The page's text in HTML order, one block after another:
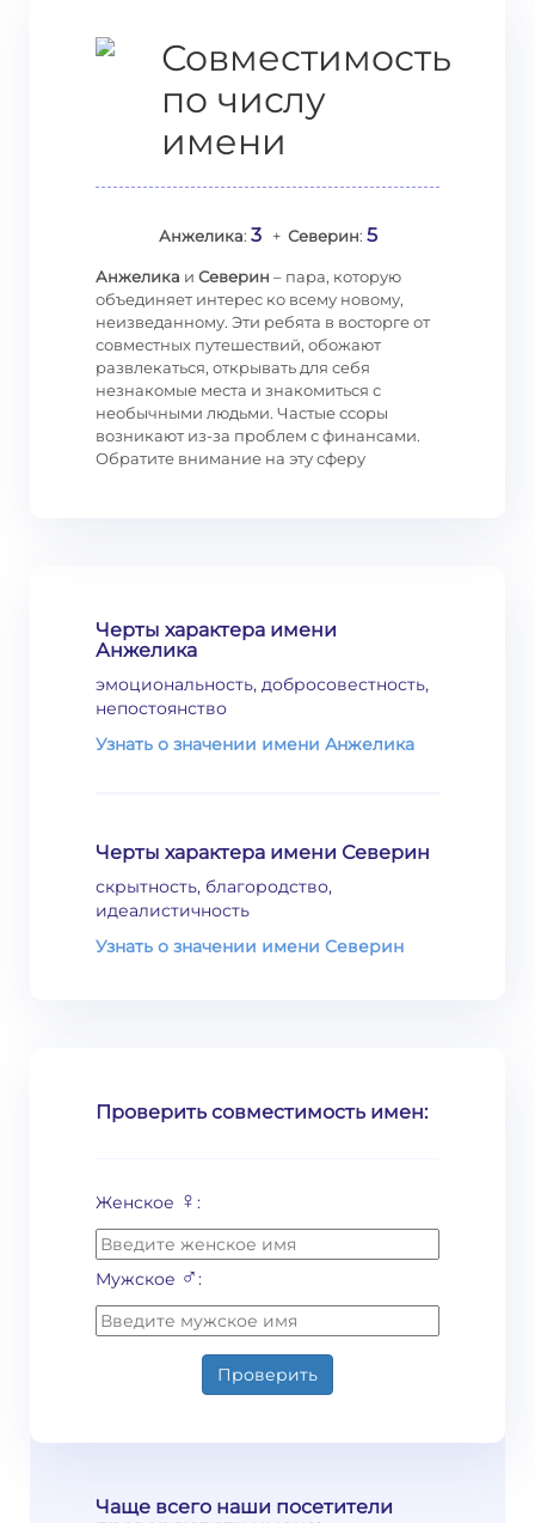
Совместимость
по числу
имени
Анжелика: 3+ Северин: 5
Анжелика и Северин – пара, которую
объединяет интерес ко всему новому,
неизведанному. Эти ребята в восторге от
совместных путешествий, обожают
развлекаться, открывать для себя
незнакомые места и знакомиться с
необычными людьми. Частые ссоры
возникают из-за проблем с финансами.
Обратите внимание на эту сферу
Черты характера имени
Анжелика
эмоциональность, добросовестность,
непостоянство
Узнать о значении имени Анжелика
Черты характера имени Северин
скрытность, благородство,
идеалистичность
Узнать о значении имени Северин
Проверить совместимость имен:
Женское ♀ :
Мужское ♂:
Проверить
Чаще всего наши посетители